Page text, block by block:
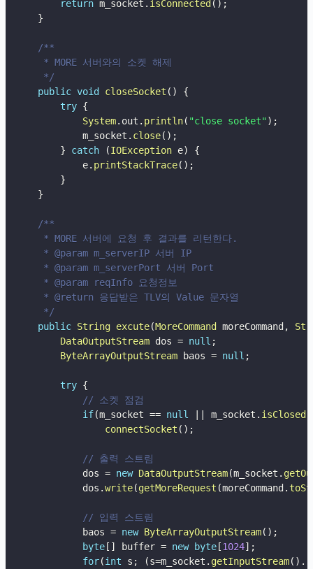
return m_socket . isConnected ( ) ;
}
/**
     * MORE 서버와의 소켓 해제
     */
public void closeSocket ( )
{
try {
System. out . println( "close socket") ;
            m_socket
. close( ) ;
}
catch (IOException e)
{
            e
. printStackTrace( ) ;
}
}
/**
     * MORE 서버에 요청 후 결과를 리턴한다.
     * @param m_serverIP 서버 IP
     * @param m_serverPort 서버 Port
     * @param reqInfo 요청정보
     * @return 응답받은 TLV의 Value 문자열
     */
public String excute(MoreCommand moreCommand ,
DataOutputStream dos = null ;
ByteArrayOutputStream baos = null ;
try {
// 소켓 점검
if(m_socket == null m_socket . isClosed
connectSocket ( ) ;
// 출력 스트림
            dos
= new DataOutputStream(m_socket .
            dos
.write(getMoreRequest (moreCommand .
// 입력 스트림
            baos
= new ByteArrayOutputStream( ) ;
byte [ ] buffer = new byte [1024] ;
for(int s ; (s=m_socket . getInputStream( ) .